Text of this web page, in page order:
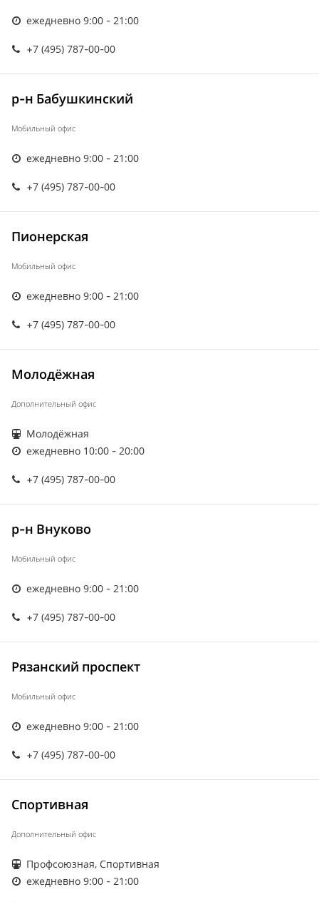
ежедневно 9:00 - 21:00
+7 (495) 787-00-00
р-н Бабушкинский
Мобильный офис
ежедневно 9:00 - 21:00
+7 (495) 787-00-00
Пионерская
Мобильный офис
ежедневно 9:00 - 21:00
+7 (495) 787-00-00
Молодёжная
Дополнительный офис
Молодёжная
ежедневно 10:00 - 20:00
+7 (495) 787-00-00
р-н Внуково
Мобильный офис
ежедневно 9:00 - 21:00
+7 (495) 787-00-00
Рязанский проспект
Мобильный офис
ежедневно 9:00 - 21:00
+7 (495) 787-00-00
Спортивная
Дополнительный офис
Профсоюзная, Спортивная
ежедневно 9:00 - 21:00